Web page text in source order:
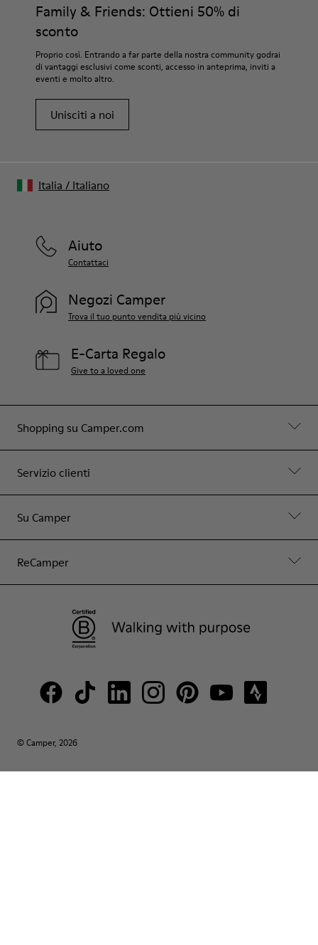
Family & Friends: Ottieni 50% di
sconto
Proprio così. Entrando a far parte della nostra community godrai
di vantaggi esclusivi come sconti, accesso in anteprima, inviti a
eventi e molto altro.
Unisciti a noi
Shopping su Camper.com
Servizio clienti
Su Camper
ReCamper
Aiuto
Contattaci
Negozi Camper
Trova il tuo punto vendita più vicino
E-Carta Regalo
Give to a loved one
© Camper, 2026
Italia / Italiano